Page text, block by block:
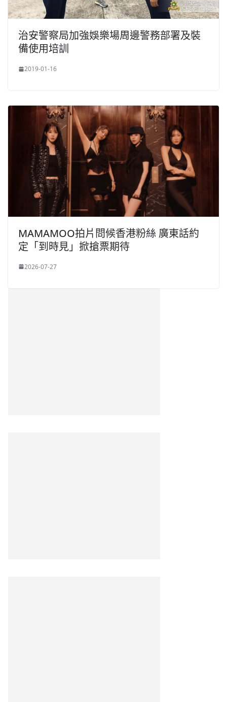
治安警察局加強娛樂場周邊警務部署及裝
備使用培訓
2019-01-16
MAMAMOO拍片問候香港粉絲 廣東話約
定「到時見」掀搶票期待
2026-07-27